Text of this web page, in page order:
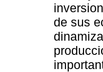
de sus